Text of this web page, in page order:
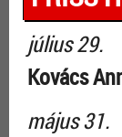
július 29.
Kovács
május 31.